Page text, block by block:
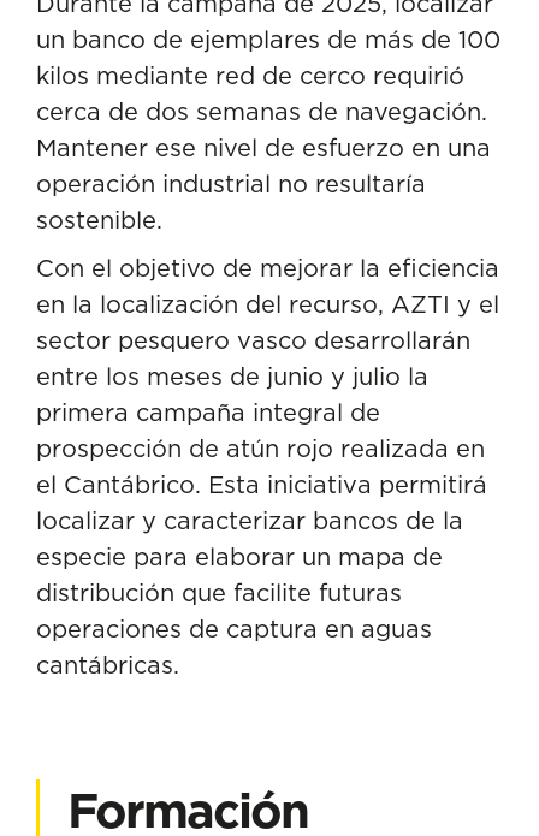
un banco de ejemplares de más de 100
kilos mediante red de cerco requirió
cerca de dos semanas de navegación.
Mantener ese nivel de esfuerzo en una
operación industrial no resultaría
sostenible.
Con el objetivo de mejorar la eficiencia
en la localización del recurso, AZTI y el
sector pesquero vasco desarrollarán
entre los meses de junio y julio la
primera campaña integral de
prospección de atún rojo realizada en
el Cantábrico. Esta iniciativa permitirá
localizar y caracterizar bancos de la
especie para elaborar un mapa de
distribución que facilite futuras
operaciones de captura en aguas
cantábricas.
Formación